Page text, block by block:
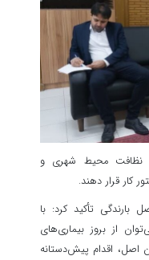
نظافت محیط شهری و
کار قرار دهند.
بارندگی تأکید کرد: با
از بروز بیماری‌های
اصل، اقدام پیش‌دستانه